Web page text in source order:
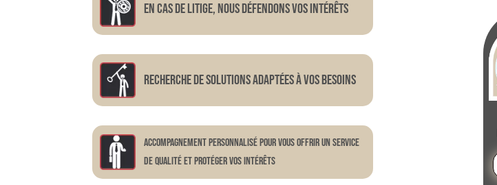
En cas de litige, nous défendons vos intérêts
RECHERCHE DE SOLUTIONS ADAPTÉES À VOS BESOINS
Accompagnement personnalisé pour vous offrir un service
de qualité et protéger vos intérêts